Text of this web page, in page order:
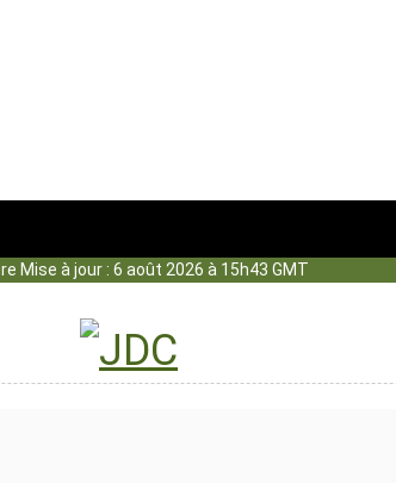
Mise à jour : 6 août 2026 à 15h43 GMT